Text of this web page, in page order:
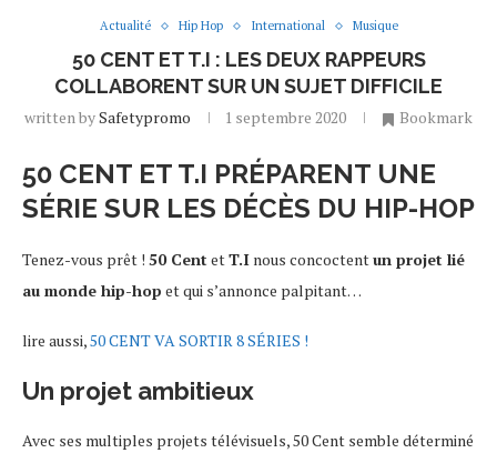
Actualité Hip Hop International Musique
50 CENT ET T.I : LES DEUX RAPPEURS
COLLABORENT SUR UN SUJET DIFFICILE
written bySafetypromo 1 septembre 2020 Bookmark
50 CENT ET T.I PRÉPARENT UNE
SÉRIE SUR LES DÉCÈS DU HIP-HOP
Tenez-vous prêt ! 50 Cent etT.I nous concoctentun projet lié
au monde hip-hop et qui s’annonce palpitant…
lire aussi,50 CENT VA SORTIR 8 SÉRIES !
Un projet ambitieux
Avec ses multiples projets télévisuels, 50 Cent semble déterminé